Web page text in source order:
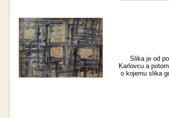
Slika je od
Karlovcu a
o kojemu slika